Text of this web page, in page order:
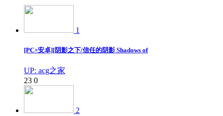
1
[PC+安卓][阴影之下/信任的阴影 Shadows of
UP: acg之家
23 0
2